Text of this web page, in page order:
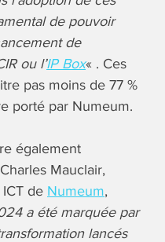
de pouvoir
de
ou l’IP Box« . Ces
pas moins de 77 %
porté par Numeum.
également
Mauclair,
de Numeum,
a été marquée par
lancés